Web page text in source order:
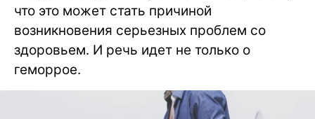
что это может стать причиной
возникновения серьезных проблем со
здоровьем. И речь идет не только о
геморрое.